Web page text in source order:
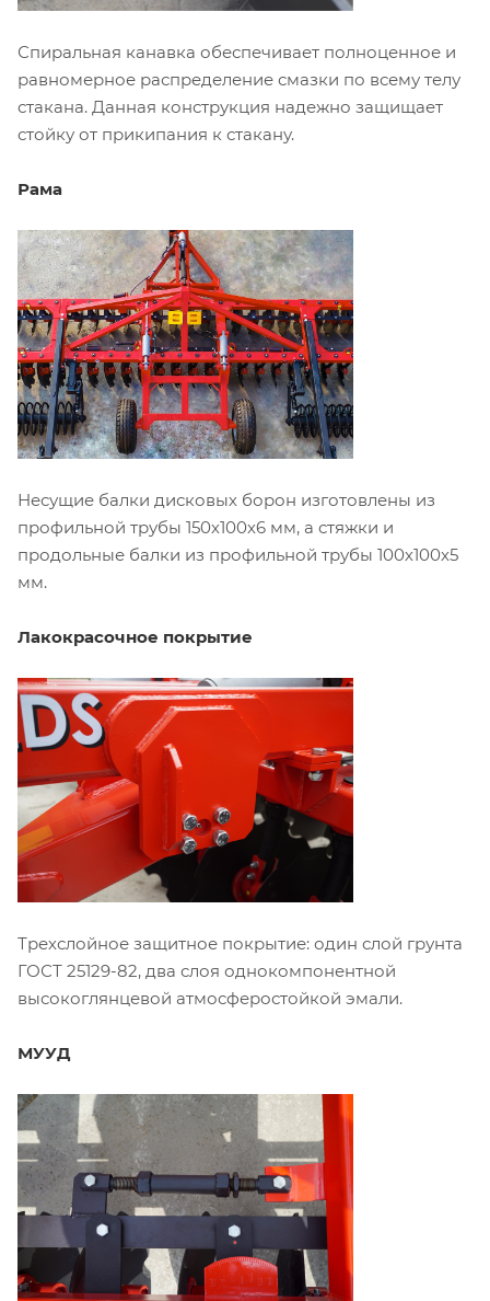
Спиральная канавка обеспечивает полноценное и
равномерное распределение смазки по всему телу
стакана. Данная конструкция надежно защищает
стойку от прикипания к стакану.
Рама
Несущие балки дисковых борон изготовлены из
профильной трубы 150х100х6 мм, а стяжки и
продольные балки из профильной трубы 100х100х5
мм.
Лакокрасочное покрытие
Трехслойное защитное покрытие: один слой грунта
ГОСТ 25129-82, два слоя однокомпонентной
высокоглянцевой атмосферостойкой эмали.
МУУД